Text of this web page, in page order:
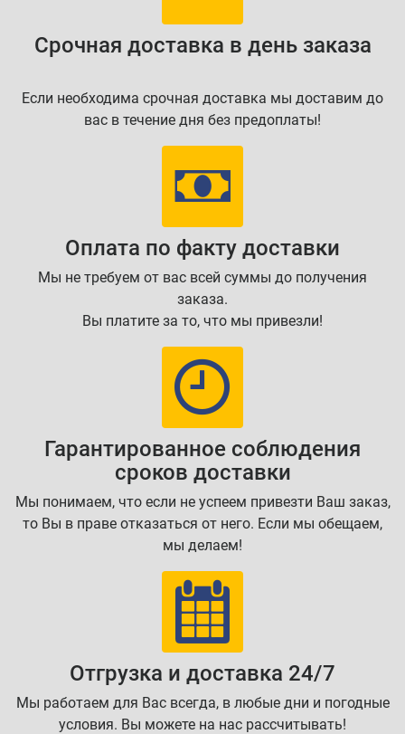
Срочная доставка в день заказа
Если необходима срочная доставка мы доставим до
вас в течение дня без предоплаты!
Оплата по факту доставки
Мы не требуем от вас всей суммы до получения
заказа.
Вы платите за то, что мы привезли!
Гарантированное соблюдения
сроков доставки
Мы понимаем, что если не успеем привезти Ваш заказ,
то Вы в праве отказаться от него. Если мы обещаем,
мы делаем!
Отгрузка и доставка 24/7
Мы работаем для Вас всегда, в любые дни и погодные
условия. Вы можете на нас рассчитывать!